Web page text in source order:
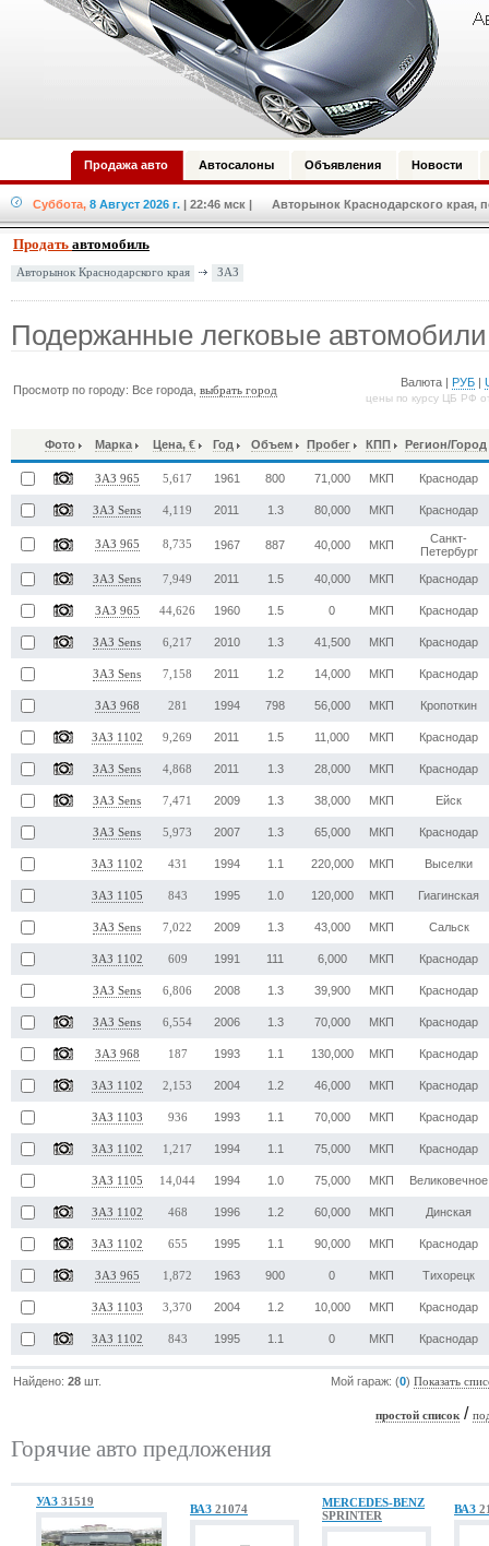
Продажа авто Автосалоны Объявления Новости
Суббота, 8 Август 2026 г. | 22:46 мск | Авторынок Краснодарского края,
Продать автомобиль
Авторынок Краснодарского края ЗАЗ
Подержанные легковые
Просмотр по городу: Все города,выбрать город
Валюта | РУБ |
цены по курсу ЦБ РФ
Фото Марка Цена, € Год Объем Пробег КПП Регион/Город
ЗАЗ 965 5,617 1961 800 71,000 МКП Краснодар
ЗАЗ Sens 4,119 2011 1.3 80,000 МКП Краснодар
ЗАЗ 965 8,735 1967 887 40,000 МКП
Санкт-
Петербург
ЗАЗ Sens 7,949 2011 1.5 40,000 МКП Краснодар
ЗАЗ 965 44,626 1960 1.5 0 МКП Краснодар
ЗАЗ Sens 6,217 2010 1.3 41,500 МКП Краснодар
ЗАЗ Sens 7,158 2011 1.2 14,000 МКП Краснодар
ЗАЗ 968 281 1994 798 56,000 МКП Кропоткин
ЗАЗ 1102 9,269 2011 1.5 11,000 МКП Краснодар
ЗАЗ Sens 4,868 2011 1.3 28,000 МКП Краснодар
ЗАЗ Sens 7,471 2009 1.3 38,000 МКП Ейск
ЗАЗ Sens 5,973 2007 1.3 65,000 МКП Краснодар
ЗАЗ 1102 431 1994 1.1 220,000 МКП Выселки
ЗАЗ 1105 843 1995 1.0 120,000 МКП Гиагинская
ЗАЗ Sens 7,022 2009 1.3 43,000 МКП Сальск
ЗАЗ 1102 609 1991 111 6,000 МКП Краснодар
ЗАЗ Sens 6,806 2008 1.3 39,900 МКП Краснодар
ЗАЗ Sens 6,554 2006 1.3 70,000 МКП Краснодар
ЗАЗ 968 187 1993 1.1 130,000 МКП Краснодар
ЗАЗ 1102 2,153 2004 1.2 46,000 МКП Краснодар
ЗАЗ 1103 936 1993 1.1 70,000 МКП Краснодар
ЗАЗ 1102 1,217 1994 1.1 75,000 МКП Краснодар
ЗАЗ 1105 14,044 1994 1.0 75,000 МКП Великовечное
ЗАЗ 1102 468 1996 1.2 60,000 МКП Динская
ЗАЗ 1102 655 1995 1.1 90,000 МКП Краснодар
ЗАЗ 965 1,872 1963 900 0 МКП Тихорецк
ЗАЗ 1103 3,370 2004 1.2 10,000 МКП Краснодар
ЗАЗ 1102 843 1995 1.1 0 МКП Краснодар
Найдено:28 шт. Мой гараж: (0)Показать
простой список/
Горячие авто предложения
УАЗ 31519
ВАЗ 21074
MERCEDES-BENZ
SPRINTER
ВАЗ